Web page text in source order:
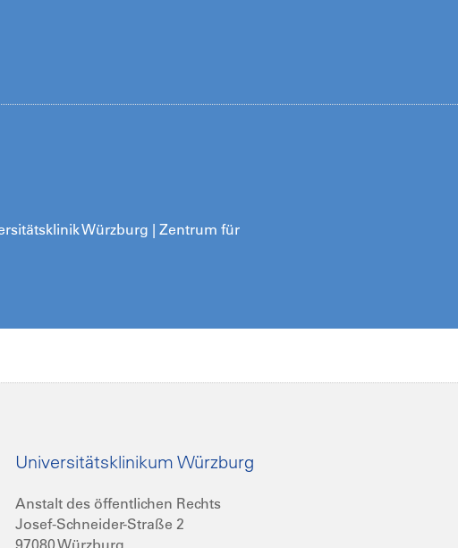
Würzburg | Zentrum für
Universitätsklinikum Würzburg
Anstalt des öffentlichen Rechts
Josef-Schneider-Straße 2
97080 Würzburg